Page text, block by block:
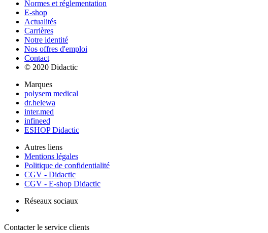
Normes et réglementation
E-shop
Actualités
Carrières
Notre identité
Nos offres d'emploi
Contact
© 2020 Didactic
Marques
polysem medical
dr.helewa
inter.med
infineed
ESHOP Didactic
Autres liens
Mentions légales
Politique de confidentialité
CGV - Didactic
CGV - E-shop Didactic
Réseaux sociaux
Contacter le service clients